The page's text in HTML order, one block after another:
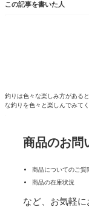
この記事を書いた人
釣りは色々な楽しみ方がある
な釣りを色々と楽しんでみてく
商品のお問
商品についてのご質
商品の在庫状況
など、お気軽に